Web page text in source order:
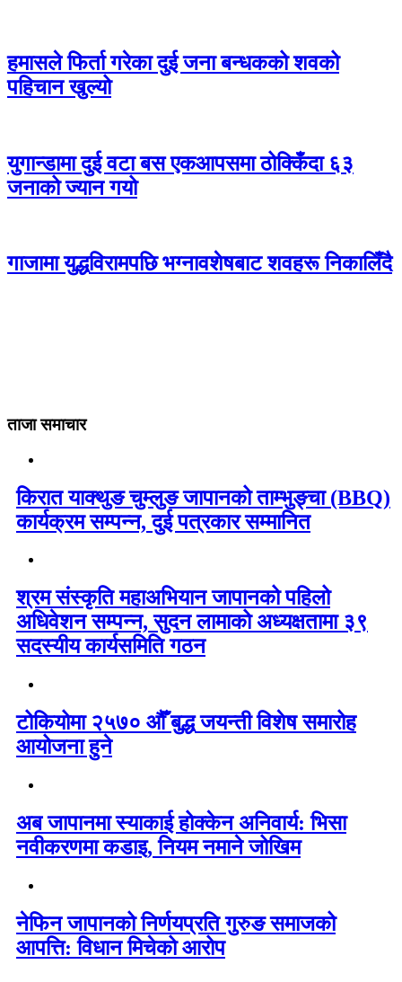
हमासले फिर्ता गरेका दुई जना बन्धकको शवको
पहिचान खुल्यो
युगान्डामा दुई वटा बस एकआपसमा ठोक्किँदा ६३
जनाको ज्यान गयो
गाजामा युद्धविरामपछि भग्नावशेषबाट शवहरू निकालिँदै
ताजा समाचार
किरात याक्थुङ चुम्लुङ जापानको ताम्भुङ्चा (BBQ)
कार्यक्रम सम्पन्न, दुई पत्रकार सम्मानित
श्रम संस्कृति महाअभियान जापानको पहिलो
अधिवेशन सम्पन्न, सुदन लामाको अध्यक्षतामा ३९
सदस्यीय कार्यसमिति गठन
टोकियोमा २५७० औँ बुद्ध जयन्ती विशेष समारोह
आयोजना हुने
अब जापानमा स्याकाई होक्केन अनिवार्य: भिसा
नवीकरणमा कडाइ, नियम नमाने जोखिम
नेफिन जापानको निर्णयप्रति गुरुङ समाजको
आपत्ति: विधान मिचेको आरोप